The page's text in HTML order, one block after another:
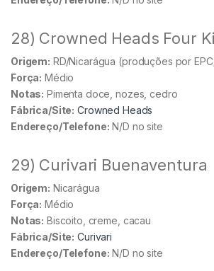
28) Crowned Heads Four
Origem: RD/Nicarágua (produções por
Força: Médio
Notas: Pimenta doce, nozes, cedro
Fábrica/Site: Crowned Heads
Endereço/Telefone: N/D no site
29) Curivari Buenaventura
Origem: Nicarágua
Força: Médio
Notas: Biscoito, creme, cacau
Fábrica/Site: Curivari
Endereço/Telefone: N/D no site